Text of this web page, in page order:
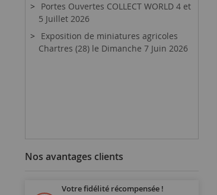
Portes Ouvertes COLLECT WORLD 4 et
5 Juillet 2026
Exposition de miniatures agricoles
Chartres (28) le Dimanche 7 Juin 2026
Nos avantages clients
Votre fidélité récompensée !